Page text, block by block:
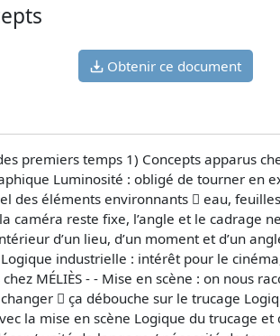
Obtenir ce document
premiers temps 1) Concepts apparus
Luminosité : obligé de tourner en
des éléments environnants  eau,
caméra reste fixe, l’angle et le cadrage
d’un lieu, d’un moment et d’un
industrielle : intérêt pour le
MÉLIÈS - - Mise en scène : on nous
 ça débouche sur le trucage
la mise en scène Logique du trucage